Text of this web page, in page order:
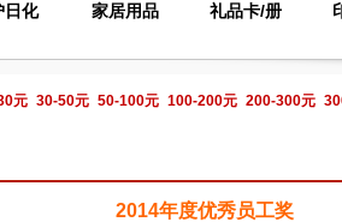
日化 家居用品 礼品卡/册
元 30-50元 50-100元 100-200元 200-300元
2014年度优秀员工奖